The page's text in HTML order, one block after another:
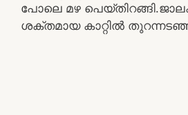
പോലെ മഴ
ശക്തമായ കാറ്റിൽ